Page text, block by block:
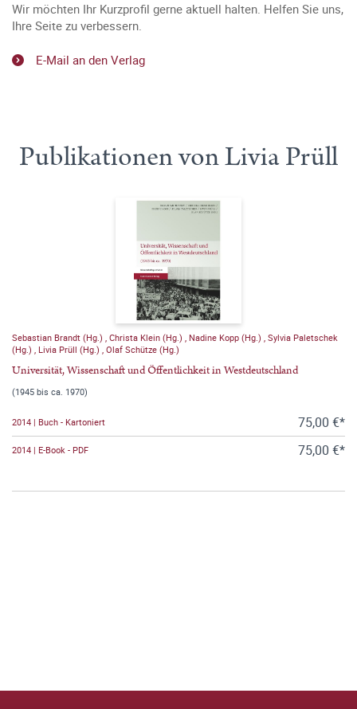
Wir möchten Ihr Kurzprofil gerne aktuell halten. Helfen Sie uns,
Ihre Seite zu verbessern.
E-Mail an den Verlag
Publikationen von Livia Prüll
Sebastian Brandt (Hg.) Christa Klein (Hg.) Nadine Kopp (Hg.) Sylvia Paletschek
(Hg.)
Livia Prüll (Hg.) Olaf Schütze (Hg.)
Universität, Wissenschaft und Öffentlichkeit in Westdeutschland
(1945 bis ca. 1970)
2014 | Buch - Kartoniert 75,00 €*
2014 | E-Book - PDF 75,00 €*